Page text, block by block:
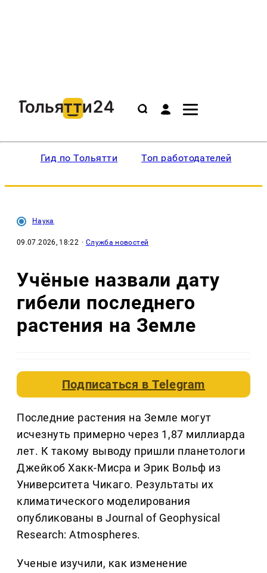
Гид по Тольятти Топ работодателей
Наука
09.07.2026, 18:22 · Служба новостей
Учёные назвали дату
гибели последнего
растения на Земле
Подписаться вTelegram
Последние растения на Земле могут
исчезнуть примерно через 1,87 миллиарда
лет. К такому выводу пришли планетологи
Джейкоб Хакк-Мисра и Эрик Вольф из
Университета Чикаго. Результаты их
климатического моделирования
опубликованы в Journal of Geophysical
Research: Atmospheres.
Ученые изучили, как изменение